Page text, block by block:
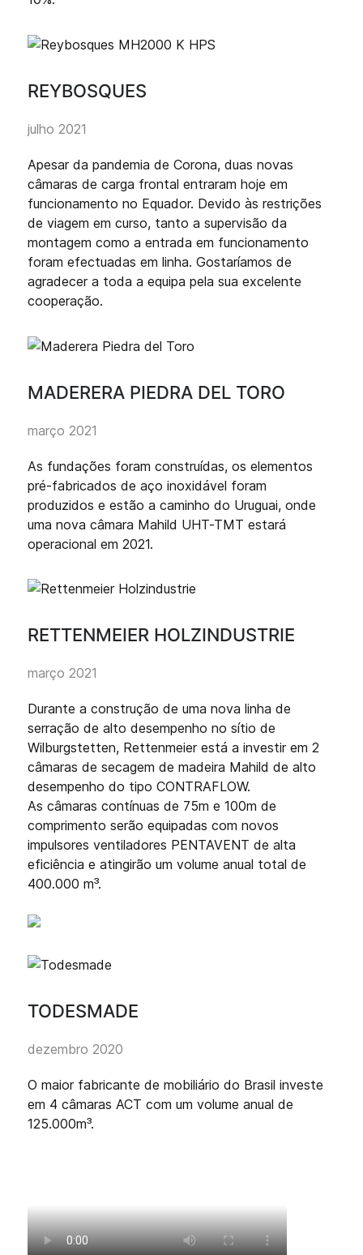
REYBOSQUES
julho 2021
Apesar da pandemia de Corona, duas novas
câmaras de carga frontal entraram hoje em
funcionamento no Equador. Devido às restrições
de viagem em curso, tanto a supervisão da
montagem como a entrada em funcionamento
foram efectuadas em linha. Gostaríamos de
agradecer a toda a equipa pela sua excelente
cooperação.
MADERERA PIEDRA DEL TORO
março 2021
As fundações foram construídas, os elementos
pré-fabricados de aço inoxidável foram
produzidos e estão a caminho do Uruguai, onde
uma nova câmara Mahild UHT-TMT estará
operacional em 2021.
RETTENMEIER HOLZINDUSTRIE
março 2021
Durante a construção de uma nova linha de
serração de alto desempenho no sítio de
Wilburgstetten, Rettenmeier está a investir em 2
câmaras de secagem de madeira Mahild de alto
desempenho do tipo CONTRAFLOW.
As câmaras contínuas de 75m e 100m de
comprimento serão equipadas com novos
impulsores ventiladores PENTAVENT de alta
eficiência e atingirão um volume anual total de
400.000 m³.
TODESMADE
dezembro 2020
O maior fabricante de mobiliário do Brasil investe
em 4 câmaras ACT com um volume anual de
125.000m³.